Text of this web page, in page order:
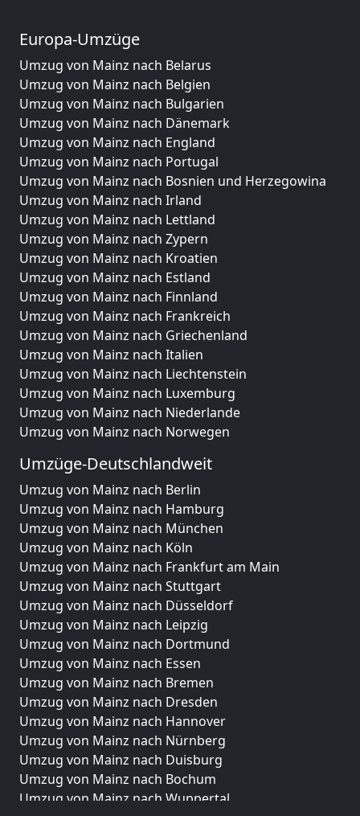
Europa-Umzüge
Umzug von Mainz nach Belarus
Umzug von Mainz nach Belgien
Umzug von Mainz nach Bulgarien
Umzug von Mainz nach Dänemark
Umzug von Mainz nach England
Umzug von Mainz nach Portugal
Umzug von Mainz nach Bosnien und Herzegowina
Umzug von Mainz nach Irland
Umzug von Mainz nach Lettland
Umzug von Mainz nach Zypern
Umzug von Mainz nach Kroatien
Umzug von Mainz nach Estland
Umzug von Mainz nach Finnland
Umzug von Mainz nach Frankreich
Umzug von Mainz nach Griechenland
Umzug von Mainz nach Italien
Umzug von Mainz nach Liechtenstein
Umzug von Mainz nach Luxemburg
Umzug von Mainz nach Niederlande
Umzug von Mainz nach Norwegen
Umzüge-Deutschlandweit
Umzug von Mainz nach Berlin
Umzug von Mainz nach Hamburg
Umzug von Mainz nach München
Umzug von Mainz nach Köln
Umzug von Mainz nach Frankfurt am Main
Umzug von Mainz nach Stuttgart
Umzug von Mainz nach Düsseldorf
Umzug von Mainz nach Leipzig
Umzug von Mainz nach Dortmund
Umzug von Mainz nach Essen
Umzug von Mainz nach Bremen
Umzug von Mainz nach Dresden
Umzug von Mainz nach Hannover
Umzug von Mainz nach Nürnberg
Umzug von Mainz nach Duisburg
Umzug von Mainz nach Bochum
Umzug von Mainz nach Wuppertal